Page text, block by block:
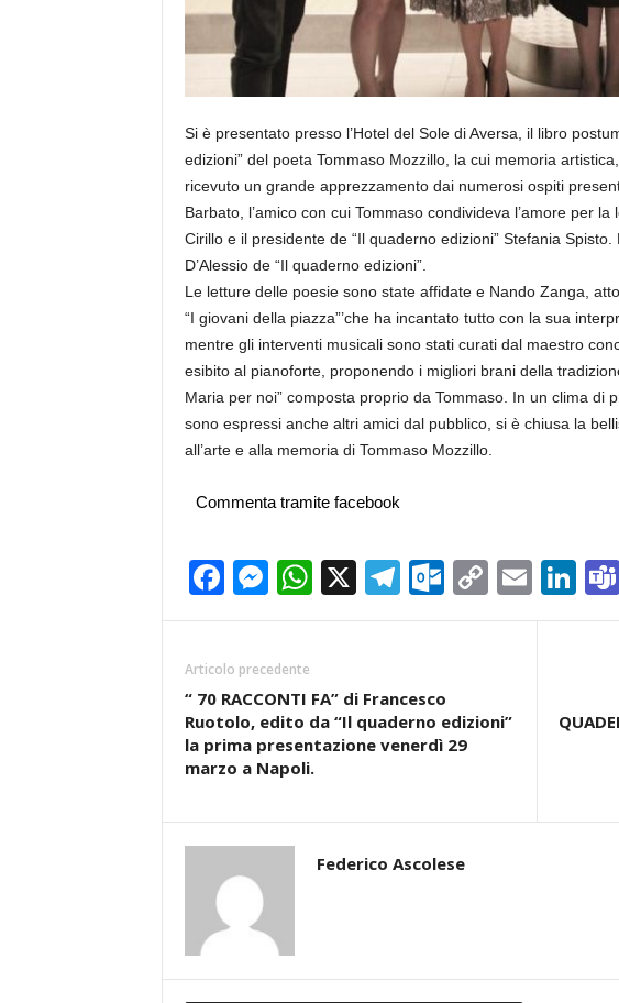
Si è presentato presso l’Hotel del Sole di Aversa, il libro
edizioni” del poeta Tommaso Mozzillo, la cui memoria
ricevuto un grande apprezzamento dai numerosi ospiti
Barbato, l’amico con cui Tommaso condivideva l’amore per
Cirillo e il presidente de “Il quaderno edizioni” Stefania
D’Alessio de “Il quaderno edizioni”.
Le letture delle poesie sono state affidate e Nando Zanga,
“I giovani della piazza”’che ha incantato tutto con la sua
mentre gli interventi musicali sono stati curati dal maestro
esibito al pianoforte, proponendo i migliori brani della
Maria per noi” composta proprio da Tommaso. In un clima di
sono espressi anche altri amici dal pubblico, si è chiusa la
all’arte e alla memoria di Tommaso Mozzillo.
Commenta tramite facebook
Facebook
Messenger
WhatsApp
X TelegramCopy
Link
Email
Articolo precedente
“ 70 RACCONTI FA” di Francesco
Ruotolo, edito da “Il quaderno edizioni”
la prima presentazione venerdì 29
marzo a Napoli.
Federico Ascolese